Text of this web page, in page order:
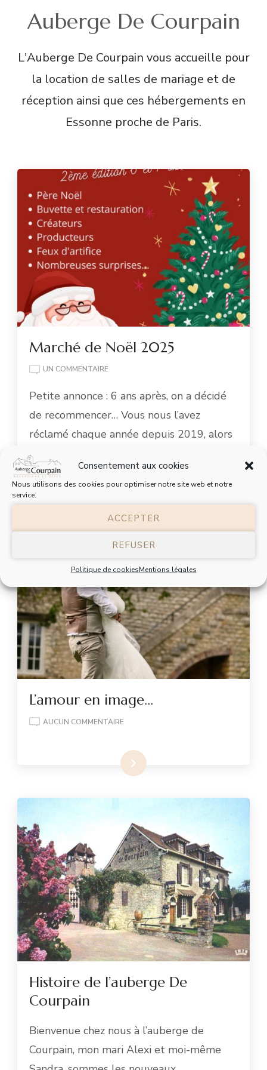
Consentement aux cookies
Nous utilisons des cookies pour optimiser notre site web et notre
service.
ACCEPTER
REFUSER
Politique de cookiesMentions légales
Auberge De Courpain
L'Auberge De Courpain vous accueille pour
la location de salles de mariage et de
réception ainsi que ces hébergements en
Essonne proche de Paris.
Marché de Noël 2025
UN COMMENTAIRE
Petite annonce : 6 ans après, on a décidé
de recommencer… Vous nous l’avez
réclamé chaque année depuis 2019, alors
…
Lire la suite
L’amour en image…
AUCUN COMMENTAIRE
Lire la suite
Histoire de l’auberge De
Courpain
Bienvenue chez nous à l’auberge de
Courpain, mon mari Alexi et moi-même